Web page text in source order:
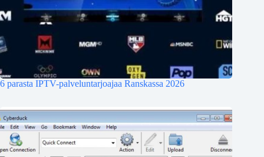
6 parasta IPTV-palveluntarjoajaa Ranskassa 2026